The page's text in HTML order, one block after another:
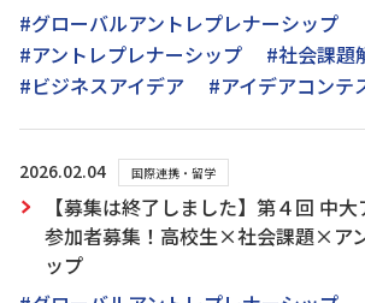
#グローバルアントレプレナーシップ
#アントレプレナーシップ
#社会課題
#ビジネスアイデア
#アイデアコンテ
2026.02.04 国際連携・留学
【募集は終了しました】第４回 中
参加者募集！高校生×社会課題×ア
ップ